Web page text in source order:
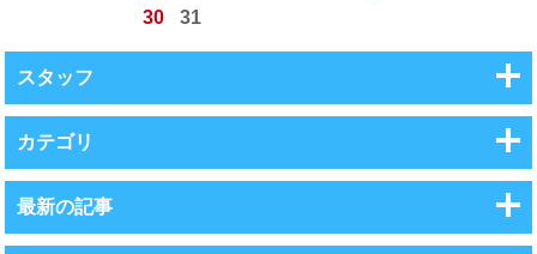
30
31
スタッフ
カテゴリ
最新の記事